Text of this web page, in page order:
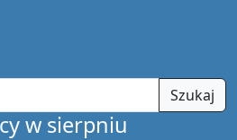
Szukaj
w sierpniu